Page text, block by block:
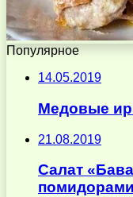
Популярное
14.05.2019
Медовые
21.08.2019
Салат
помидорами